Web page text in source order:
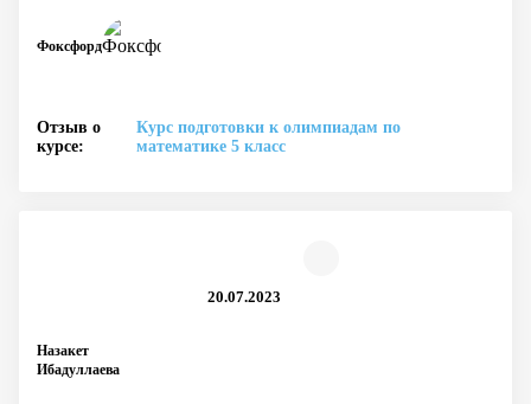
Фоксфорд
Отзыв о
курсе:
Курс подготовки к олимпиадам по
математике 5 класс
Назакет
Ибадуллаева
20.07.2023